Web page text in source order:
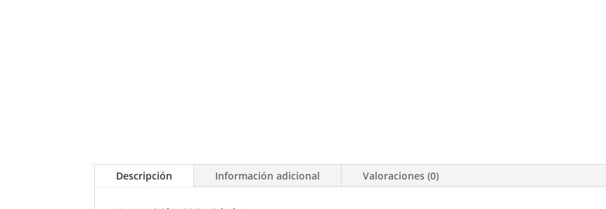
Descripción Información adicional Valoraciones (0)